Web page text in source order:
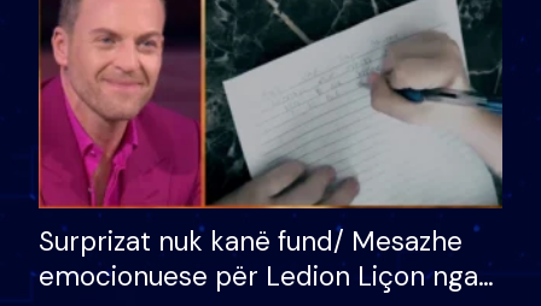
Surprizat nuk kanë fund/ Mesazhe
emocionuese për Ledion Liçon nga